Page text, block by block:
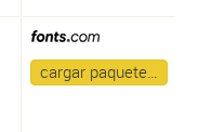
cargar paquete…